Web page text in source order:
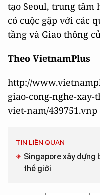
tạo Seoul, trung tâm
có cuộc gặp với các
tầng và Giao thông
Theo VietnamPlus
http://
giao-cong-nghe-
viet-nam/439751.vnp
TIN LIÊN QUAN
Singapore xây dựng
thế giới